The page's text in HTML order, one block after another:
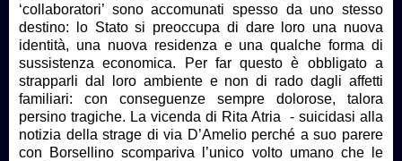
‘collaboratori’ sono accomunati spesso da uno stesso
destino: lo Stato si preoccupa di dare loro una nuova
identità, una nuova residenza e una qualche forma di
sussistenza economica. Per far questo è obbligato a
strapparli dal loro ambiente e non di rado dagli affetti
familiari: con conseguenze sempre dolorose, talora
persino tragiche. La vicenda di Rita Atria - suicidasi alla
notizia della strage di via D’Amelio perché a suo parere
con Borsellino scompariva l’unico volto umano che le